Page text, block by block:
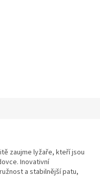
zaujme lyžaře, kteří jsou
Inovativní
a stabilnější patu,